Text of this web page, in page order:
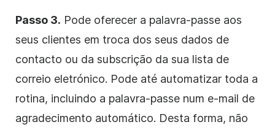
Passo 3. Pode oferecer a palavra-passe aos
seus clientes em troca dos seus dados de
contacto ou da subscrição da sua lista de
correio eletrónico. Pode até automatizar toda a
rotina, incluindo a palavra-passe num e-mail de
agradecimento automático. Desta forma, não